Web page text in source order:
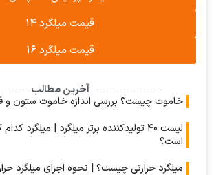
قیمت میلگرد ۱۴
قیمت میلگرد ۱۶
آخرین مطالب
چیست؟ بررسی اندازه خاموت ستون و فونداسیون
لیست ۴۰ تولیدکننده برتر میلگرد | میلگرد کدام کارخانه بهتر
حرارتی چیست؟ | نحوه اجرای میلگرد حرارتی سقف